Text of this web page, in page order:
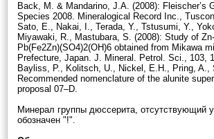
Back, M. & Mandarino, J.A. (2008): Fleischer’s
Species 2008. Mineralogical Record Inc.,
Sato, E., Nakai, I., Terada, Y., Tstusumi, Y.,
Miyawaki, R., Mastubara, S. (2008): Study of
Pb(Fe2Zn)(SO4)2(OH)6 obtained from Mikawa
Prefecture, Japan. J. Mineral. Petrol. Sci., 103,
Bayliss, P., Kolitsch, U., Nickel, E.H., Pring, A.,
Recommended nomenclature of the alunite
proposal 07–D.
Минерал группы дюссерита, отсутствующий
обозначен "!".